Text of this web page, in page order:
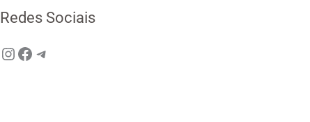
Redes Sociais
Instagram
Facebook
Telegram